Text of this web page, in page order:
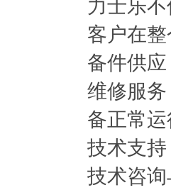
力士乐
客户在
备件供
维修服
备正常
技术支
技术咨